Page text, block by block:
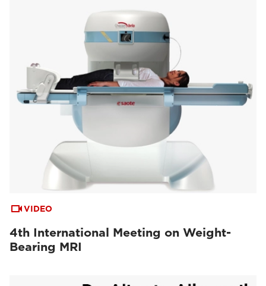
VIDEO
4th International Meeting on Weight-
Bearing MRI